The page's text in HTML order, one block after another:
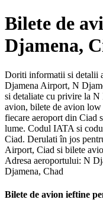
Bilete de
Djamena,
Doriti informatii si detalii
Djamena Airport, N
si detaliate cu privire la
avion, bilete de avion
fiecare aeroport din Ciad
lume. Codul IATA si
Ciad. Derulati în jos
Airport, Ciad si bilete
Adresa aeroportului: N
Djamena, Chad
Bilete de avion ieftine